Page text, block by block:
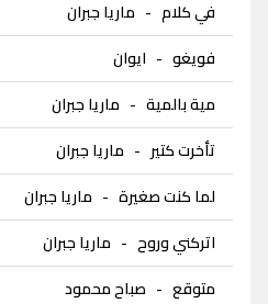
في كلام - ماريا جبران
فويغو - ايوان
مية بالمية - ماريا جبران
تأخرت كتير - ماريا جبران
لما كنت صغيرة - ماريا جبران
اتركني وروح - ماريا جبران
متوقع - صباح محمود